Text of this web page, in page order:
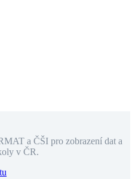
a ČŠI pro zobrazení dat a
v ČR.